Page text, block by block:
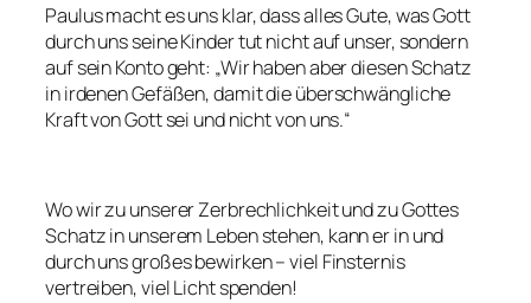
Paulus macht es uns klar, dass alles Gute, was Gott
durch uns seine Kinder tut nicht auf unser, sondern
auf sein Konto geht: „Wir haben aber diesen Schatz
in irdenen Gefäßen, damit die überschwängliche
Kraft von Gott sei und nicht von uns.“
Wo wir zu unserer Zerbrechlichkeit und zu Gottes
Schatz in unserem Leben stehen, kann er in und
durch uns großes bewirken – viel Finsternis
vertreiben, viel Licht spenden!